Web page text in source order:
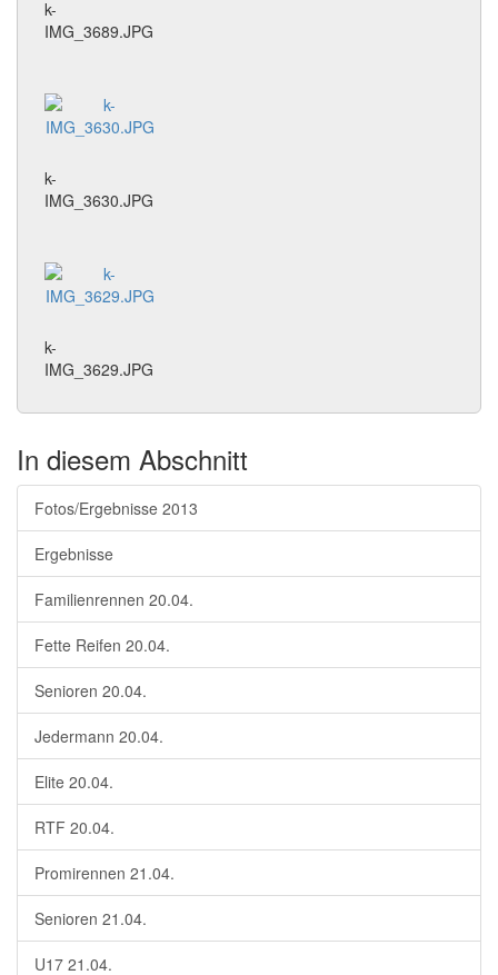
k-
IMG_3689.JPG
k-
IMG_3630.JPG
k-
IMG_3629.JPG
In diesem Abschnitt
Fotos/Ergebnisse 2013
Ergebnisse
Familienrennen 20.04.
Fette Reifen 20.04.
Senioren 20.04.
Jedermann 20.04.
Elite 20.04.
RTF 20.04.
Promirennen 21.04.
Senioren 21.04.
U17 21.04.